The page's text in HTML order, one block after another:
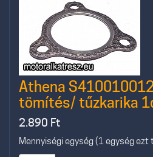
Athena
tömítés/ tűzkarika
2.890 Ft
Mennyiségi egység (1 egység ezt